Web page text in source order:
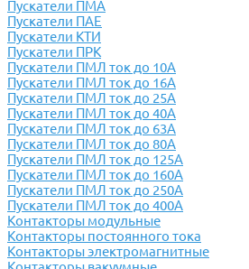
Пускатели ПМА
Пускатели ПАЕ
Пускатели КТИ
Пускатели ПРК
Пускатели ПМЛ ток до 10А
Пускатели ПМЛ ток до 16А
Пускатели ПМЛ ток до 25А
Пускатели ПМЛ ток до 40А
Пускатели ПМЛ ток до 63А
Пускатели ПМЛ ток до 80А
Пускатели ПМЛ ток до 125А
Пускатели ПМЛ ток до 160А
Пускатели ПМЛ ток до 250А
Пускатели ПМЛ ток до 400А
Контакторы модульные
Контакторы постоянного тока
Контакторы электромагнитные